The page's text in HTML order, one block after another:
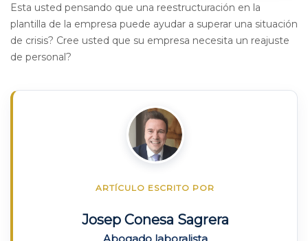
Esta usted pensando que una reestructuración en la
plantilla de la empresa puede ayudar a superar una situación
de crisis? Cree usted que su empresa necesita un reajuste
de personal?
ARTÍCULO ESCRITO POR
Josep Conesa Sagrera